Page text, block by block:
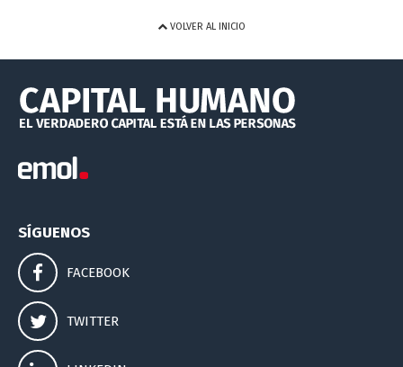
VOLVER AL INICIO
SÍGUENOS
FACEBOOK
TWITTER